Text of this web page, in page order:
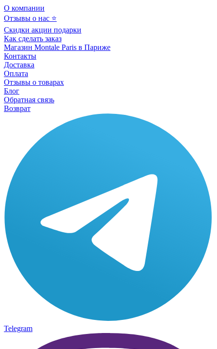
О компании
Отзывы о нас ⭐
Скидки акции подарки
Как сделать заказ
Магазин Montale Paris в Париже
Контакты
Доставка
Оплата
Отзывы о товарах
Блог
Обратная связь
Возврат
Telegram